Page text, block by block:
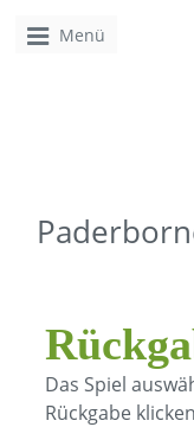
Menü
Das Spiel
Rückgabe